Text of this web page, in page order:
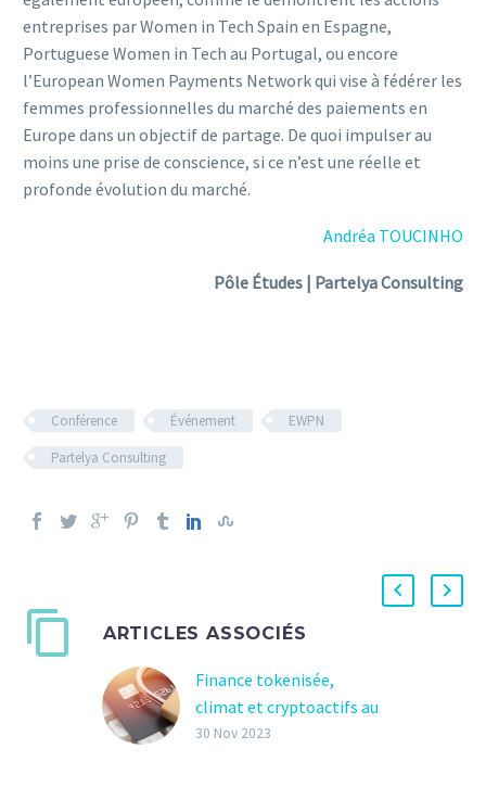
entreprises par Women in Tech Spain en Espagne,
Portuguese Women in Tech au Portugal, ou encore
l’European Women Payments Network qui vise à fédérer les
femmes professionnelles du marché des paiements en
Europe dans un objectif de partage. De quoi impulser au
moins une prise de conscience, si ce n’est une réelle et
profonde évolution du marché.
Andréa TOUCINHO
Pôle Études | Partelya Consulting
Conférence Événement
EWPN
Partelya Consulting
ARTICLES ASSOCIÉS
Finance tokenisée,
climat et cryptoactifs au
cœur du Forum Fintech
30 Nov 2023